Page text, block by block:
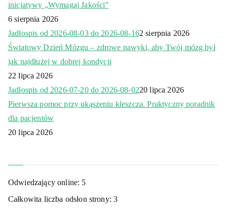
inicjatywy „Wymagaj Jakości”
6 sierpnia 2026
Jadłospis od 2026-08-03 do 2026-08-162 sierpnia 2026
Światowy Dzień Mózgu – zdrowe nawyki, aby Twój mózg był
jak najdłużej w dobrej kondycji
22 lipca 2026
Jadłospis od 2026-07-20 do 2026-08-0220 lipca 2026
Pierwsza pomoc przy ukąszeniu kleszcza. Praktyczny poradnik
dla pacjentów
20 lipca 2026
Odwiedzający online: 5
Całkowita liczba odsłon strony:3